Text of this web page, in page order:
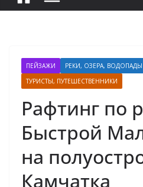
ПЕЙЗАЖИ
РЕКИ, ОЗЕРА, ВОДОПАДЫ
ТУРИСТЫ, ПУТЕШЕСТВЕННИКИ
Рафтинг по
Быстрой
на
Камчатка